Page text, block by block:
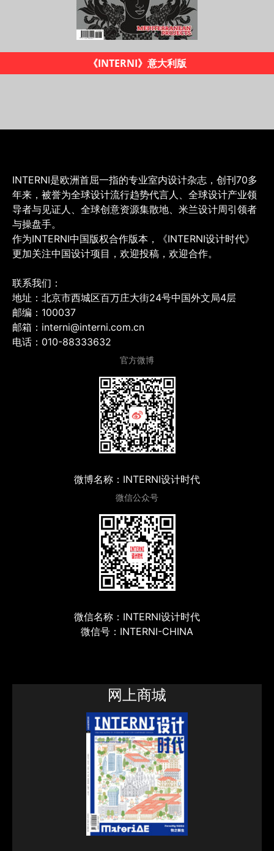
《INTERNI设计时代》杂志
INTERNI是欧洲首屈一指的专业室内设计杂志，创刊70多
年来，被誉为全球设计流行趋势代言人、全球设计产业领
导者与见证人、全球创意资源集散地、米兰设计周引领者
与操盘手。
作为INTERNI中国版权合作版本，《INTERNI设计时代》
更加关注中国设计项目，欢迎投稿，欢迎合作。
联系我们：
地址：北京市西城区百万庄大街24号中国外文局4层
邮编：100037
邮箱：interni@interni.com.cn
电话：010-88333632
官方微博
微博名称：INTERNI设计时代
微信公众号
微信名称：INTERNI设计时代
微信号：INTERNI-CHINA
网上商城